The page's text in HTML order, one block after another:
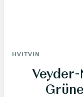
HVITVIN